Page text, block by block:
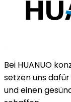
Bei HUANUO
setzen uns
und einen